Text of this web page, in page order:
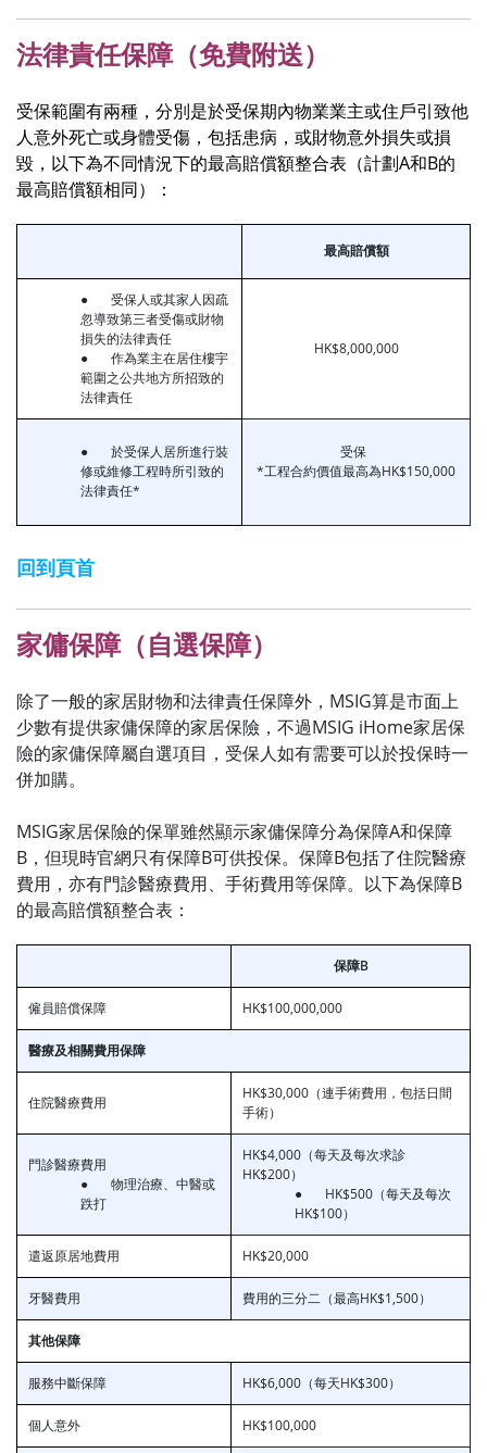
法律責任保障（免費附送）
受保範圍有兩種，分別是於受保期內物業業主或住戶引致他
人意外死亡或身體受傷，包括患病，或財物意外損失或損
毀，以下為不同情況下的最高賠償額整合表（計劃A和B的
最高賠償額相同）：
最高賠償額
● 受保人或其家人因疏
忽導致第三者受傷或財物
損失的法律責任
● 作為業主在居住樓宇
範圍之公共地方所招致的
法律責任
HK$8,000,000
● 於受保人居所進行裝
修或維修工程時所引致的
法律責任*
受保
*工程合約價值最高為HK$150,000
回到頁首
家傭保障（自選保障）
除了一般的家居財物和法律責任保障外，MSIG算是市面上
少數有提供家傭保障的家居保險，不過MSIG iHome家居保
險的家傭保障屬自選項目，受保人如有需要可以於投保時一
併加購。
MSIG家居保險的保單雖然顯示家傭保障分為保障A和保障
B，但現時官網只有保障B可供投保。保障B包括了住院醫療
費用，亦有門診醫療費用、手術費用等保障。以下為保障B
的最高賠償額整合表：
保障B
僱員賠償保障 HK$100,000,000
醫療及相關費用保障
住院醫療費用
HK$30,000（連手術費用，包括日間
手術）
門診醫療費用
● 物理治療、中醫或
跌打
HK$4,000（每天及每次求診
HK$200）
● HK$500（每天及每次
HK$100）
遣返原居地費用 HK$20,000
牙醫費用 費用的三分二（最高HK$1,500）
其他保障
服務中斷保障 HK$6,000（每天HK$300）
個人意外 HK$100,000